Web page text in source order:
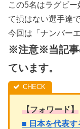
この5名はラグビ
て損はない選手達で
今回は「ナンバー
※注意※当記事
ています。
【フォワード】
■ 日本を代表す